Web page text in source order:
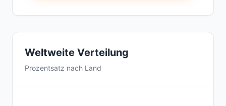
Weltweite Verteilung
Prozentsatz nach Land